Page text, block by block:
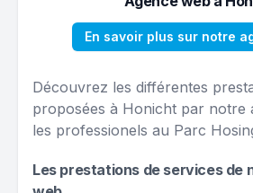
En savoir plus sur notre
Découvrez les différentes
proposées à Honicht par notre
les professionels au Parc
Les prestations de services de